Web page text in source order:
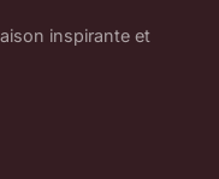
inspirante et